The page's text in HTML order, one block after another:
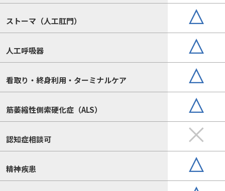
ストーマ（人工肛門）
人工呼吸器
看取り・終身利用・ターミナルケア
筋萎縮性側索硬化症（ALS）
認知症相談可
精神疾患